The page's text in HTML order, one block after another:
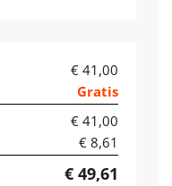
€ 41,00
Gratis
€ 41,00
€ 8,61
€ 49,61